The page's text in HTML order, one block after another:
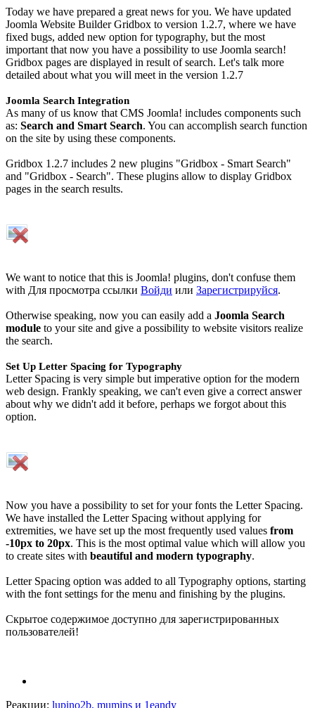
Today we have prepared a great news for you. We have updated
Joomla Website Builder Gridbox to version 1.2.7, where we have
fixed bugs, added new option for typography, but the most
important that now you have a possibility to use Joomla search!
Gridbox pages are displayed in result of search. Let's talk more
detailed about what you will meet in the version 1.2.7
Joomla Search Integration
As many of us know that CMS Joomla! includes components such
as: Search and Smart Search. You can accomplish search function
on the site by using these components.
Gridbox 1.2.7 includes 2 new plugins "Gridbox - Smart Search"
and "Gridbox - Search". These plugins allow to display Gridbox
pages in the search results.
We want to notice that this is Joomla! plugins, don't confuse them
with Для просмотра ссылки Войди или Зарегистрируйся.
Otherwise speaking, now you can easily add a Joomla Search
module to your site and give a possibility to website visitors realize
the search.
Set Up Letter Spacing for Typography
Letter Spacing is very simple but imperative option for the modern
web design. Frankly speaking, we can't even give a correct answer
about why we didn't add it before, perhaps we forgot about this
option.
Now you have a possibility to set for your fonts the Letter Spacing.
We have installed the Letter Spacing without applying for
extremities, we have set up the most frequently used values from
-10px to 20px. This is the most optimal value which will allow you
to create sites with beautiful and modern typography.
Letter Spacing option was added to all Typography options, starting
with the font settings for the menu and finishing by the plugins.
Скрытое содержимое доступно для зарегистрированных
пользователей!
Реакции: lupino2b, mumins и 1eandy